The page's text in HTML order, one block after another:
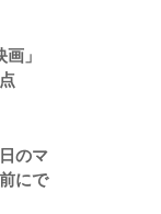
」
のマ
にで